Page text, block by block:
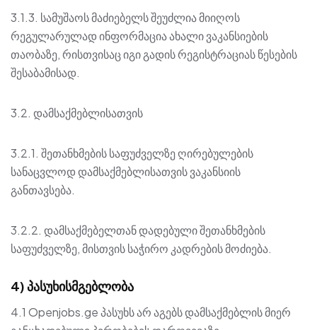
3.1.3. სამუშაოს მაძიებელს შეუძლია მიიღოს
რეგულარულად ინფორმაცია ახალი ვაკანსიების
თაობაზე, რისთვისაც იგი გადის რეგისტრაციას წესების
შესაბამისად.
3.2. დამსაქმებლისათვის
3.2.1. შეთანხმების საფუძველზე ღირებულების
სანაცვლოდ დამსაქმებლისათვის ვაკანსიის
განთავსება.
3.2.2. დამსაქმებელთან დადებული შეთანხმების
საფუძველზე, მისთვის საჭირო კადრების მოძიება.
4) პასუხისმგებლობა
4.1 Openjobs.ge პასუხს არ აგებს დამსაქმებლის მიერ